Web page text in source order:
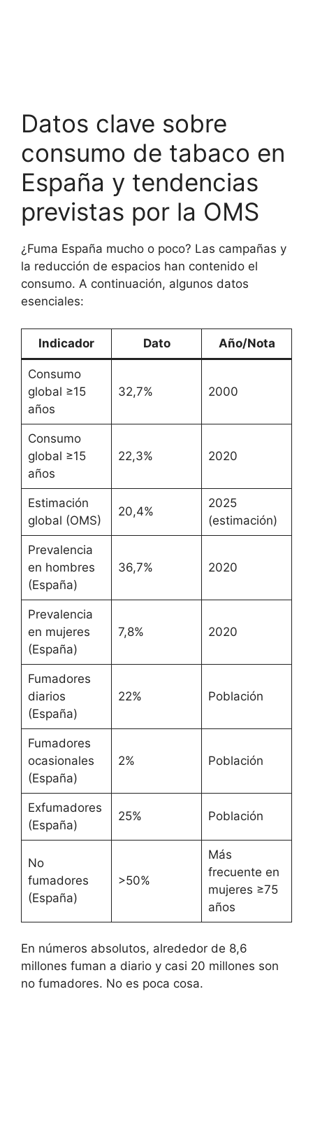
Datos clave sobre
consumo de tabaco en
España y tendencias
previstas por la OMS
¿Fuma España mucho o poco? Las campañas y
la reducción de espacios han contenido el
consumo. A continuación, algunos datos
esenciales:
Indicador Dato Año/Nota
Consumo
global ≥15
años
32,7% 2000
Consumo
global ≥15
años
22,3% 2020
Estimación
global (OMS)
20,4%
2025
(estimación)
Prevalencia
en hombres
(España)
36,7% 2020
Prevalencia
en mujeres
(España)
7,8% 2020
Fumadores
diarios
(España)
22% Población
Fumadores
ocasionales
(España)
2% Población
Exfumadores
(España)
25% Población
No
fumadores
(España)
>50%
Más
frecuente en
mujeres ≥75
años
En números absolutos, alrededor de 8,6
millones fuman a diario y casi 20 millones son
no fumadores. No es poca cosa.